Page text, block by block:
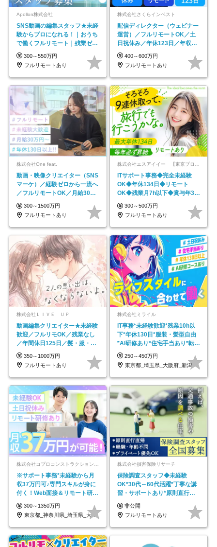
Apollon株式会社
SNS動画の編集スタッフ★未経
験からプロになれる！｜おうち
で働くフルリモート｜残業ゼロ
で18時退勤◎
300～550万円
フルリモートあり
株式会社さくらインベスト
配信ディレクター（ウェビナー
運営）／フルリモートOK／土
日祝休み／年休123日／年収
600万円可
400～600万円
フルリモートあり
株式会社One feat.
動画・映像クリエイター（SNS
マーケ）／経験ゼロから一流へ
／フルリモートOK／月給30万
円～／年休130日以上
300～1500万円
フルリモートあり
ITサポート事務◆完全未経験
OK◆年休134日◆リモート
OK◆残業月7h以下◆賞与年3回
◆5年目まで必ず昇給
300～500万円
フルリモートあり
株式会社ＬＩＶＥ ＵＰ
動画編集クリエイター★未経験
歓迎／フルリモOK／残業なし
／年間休日125日／髪・服・ネ
イル自由／研修充実で安心
350～1000万円
フルリモートあり
株式会社ミライル
IT事務*未経験歓迎*残業10h以
下*年休130日*服装・髪型自由
*AI研修あり*住宅手当あり*転勤
なし
250～450万円
東京都_埼玉県_大阪府_新潟県_福岡県
※サポート事務*未経験から月
収37万円可♪専門スキルが身に
付く！Web面接＆リモート研修
も充実♪/a
300～1350万円
東京都_神奈川県_埼玉県_大阪府_愛知県…
株式会社損害保険リサーチ
保険調査スタッフ◆未経験
OK*30代～60代活躍*丁寧な講
習・サポートあり*原則直行直
帰／全国募集・業務委託
非公開
フルリモートあり